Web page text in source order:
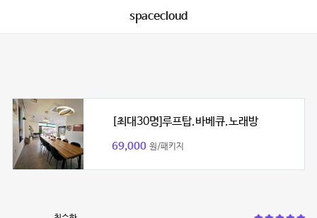
spacecloud
[최대30명]루프탑.바베큐.노래방
69,000 원/패키지